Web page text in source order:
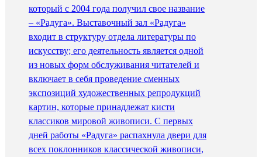
который с 2004 года получил свое название
– «Радуга». Выставочный зал «Радуга»
входит в структуру отдела литературы по
искусству; его деятельность является одной
из новых форм обслуживания читателей и
включает в себя проведение сменных
экспозиций художественных репродукций
картин, которые принадлежат кисти
классиков мировой живописи. С первых
дней работы «Радуга» распахнула двери для
всех поклонников классической живописи,